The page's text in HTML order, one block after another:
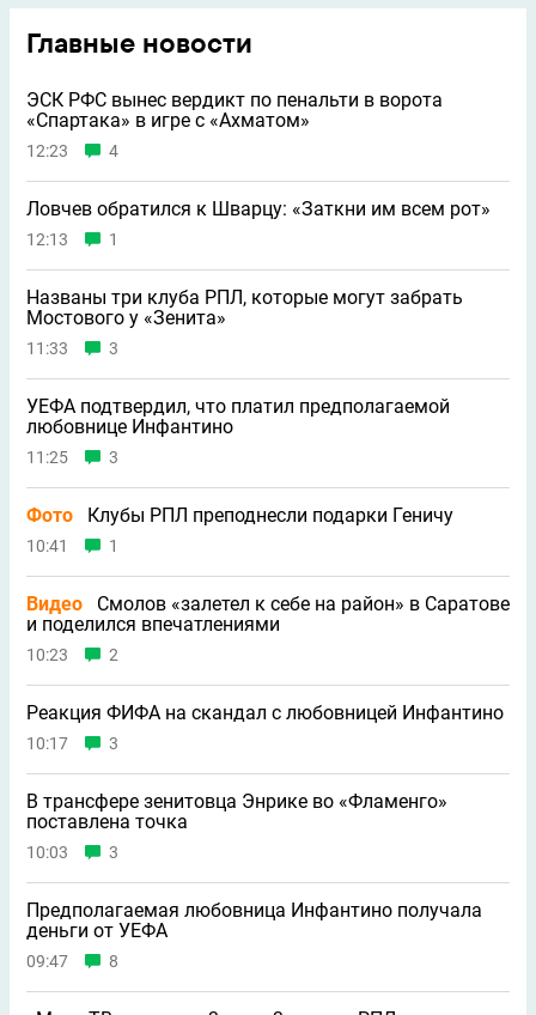
Главные новости
ЭСК РФС вынес вердикт по пенальти в ворота
«Спартака» в игре с «Ахматом»
12:23 4
Ловчев обратился к Шварцу: «Заткни им всем рот»
12:13 1
Названы три клуба РПЛ, которые могут забрать
Мостового у «Зенита»
11:33 3
УЕФА подтвердил, что платил предполагаемой
любовнице Инфантино
11:25 3
Фото Клубы РПЛ преподнесли подарки Геничу
10:41 1
Видео
Смолов «залетел к себе на район» в Саратове
и поделился впечатлениями
10:23 2
Реакция ФИФА на скандал с любовницей Инфантино
10:17 3
В трансфере зенитовца Энрике во «Фламенго»
поставлена точка
10:03 3
Предполагаемая любовница Инфантино получала
деньги от УЕФА
09:47 8